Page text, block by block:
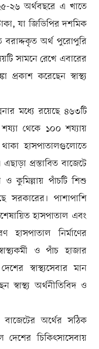
২৬ অর্থবছরে এ খাতে
যা জিডিপির দশমিক
বরাদ্দকৃত অর্থ পুরোপুরি
সামনে রেখে এবারের
প্রকাশ করেছেন স্বাস্থ্য
মধ্যে রয়েছে ৪৬৩টি
থেকে ১০০ শয্যায়
হাসপাতালগুলোতে
প্রস্তাবিত বাজেটে
কুমিল্লায় পাঁচটি শিশু
সরকারের। পাশাপাশি
হাসপাতাল এবং
হাসপাতাল নির্মাণের
ও পাঁচ হাজার
স্বাস্থ্যসেবার মান
অর্থনীতিবিদ ও
বাজেটের অর্থের সঠিক
দেশের চিকিৎসাসেবায়